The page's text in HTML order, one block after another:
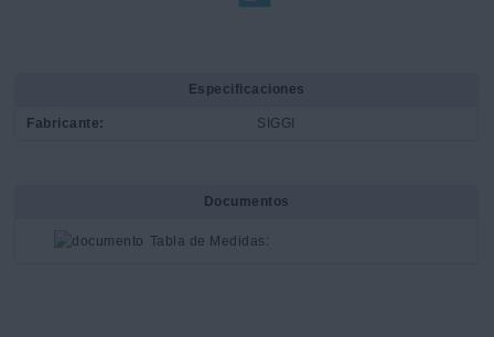
Especificaciones
Fabricante: SIGGI
Documentos
Tabla de Medidas: